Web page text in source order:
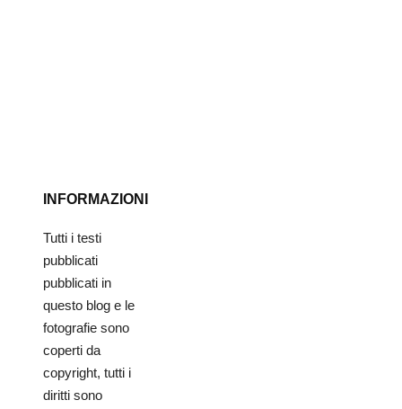
INFORMAZIONI
Tutti i testi
pubblicati
pubblicati in
questo blog e le
fotografie sono
coperti da
copyright, tutti i
diritti sono